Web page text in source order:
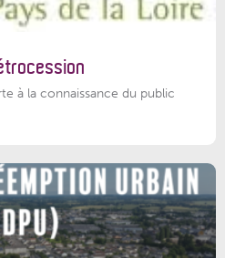
à la connaissance du public